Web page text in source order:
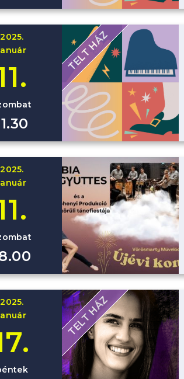
2025.
TELT HÁZ
2025.
2025.
TELT HÁZ